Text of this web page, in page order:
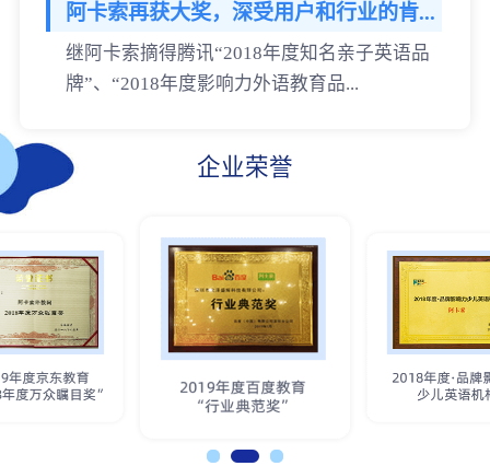
阿卡索再获大奖，深受用户和行业的肯...
继阿卡索摘得腾讯“2018年度知名亲子英语品
牌”、“2018年度影响力外语教育品...
企业荣誉